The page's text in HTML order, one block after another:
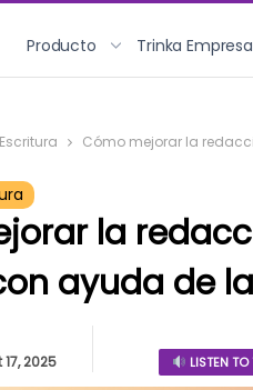
Producto Trinka
Cómo mejorar la
la
ayuda de
17, 2025 LISTEN TO